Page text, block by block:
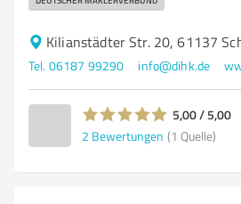
Kilianstädter Str. 20, 61137
Tel. 06187 99290 info@dihk.de
5,00 / 5,00
2 Bewertungen (1 Quelle)